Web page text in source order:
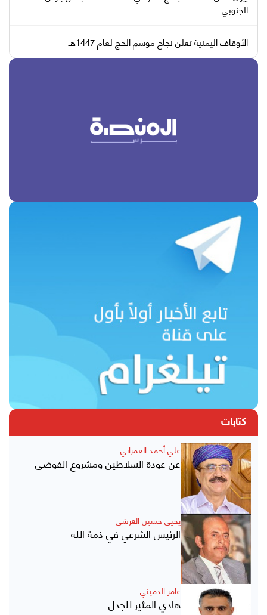
الجنوبي
الأوقاف اليمنية تعلن نجاح موسم الحج لعام 1447هـ
كتابات
علي أحمد العمراني
عن عودة السلاطين ومشروع الفوضى
يحيى حسين العرشي
الرئيس الشرعي في ذمة الله
عامر الدميني
هادي المثير للجدل